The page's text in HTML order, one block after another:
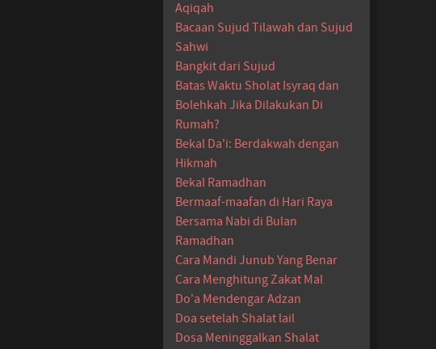
Aqiqah
Bacaan Sujud Tilawah dan Sujud
Sahwi
Bangkit dari Sujud
Batas Waktu Sholat Isyraq dan
Bolehkah Jika Dilakukan Di
Rumah?
Bekal Da'i: Berdakwah dengan
Hikmah
Bekal Ramadhan
Bermaaf-maafan di Hari Raya
Bersama Nabi di Bulan
Ramadhan
Cara Mandi Junub Yang Benar
Cara Menghitung Zakat Mal
Do'a Mendengar Adzan
Doa setelah Shalat lail
Dosa Meninggalkan Shalat